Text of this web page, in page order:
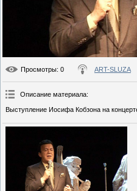
Просмотры: 0 ART-SLUZA
Описание материала:
Выступление Иосифа Кобзона на